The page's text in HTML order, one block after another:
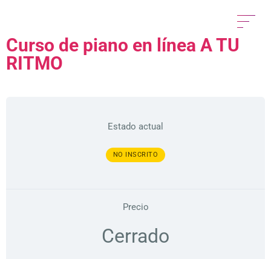
Curso de piano en línea A TU
RITMO
Estado actual
NO INSCRITO
Precio
Cerrado